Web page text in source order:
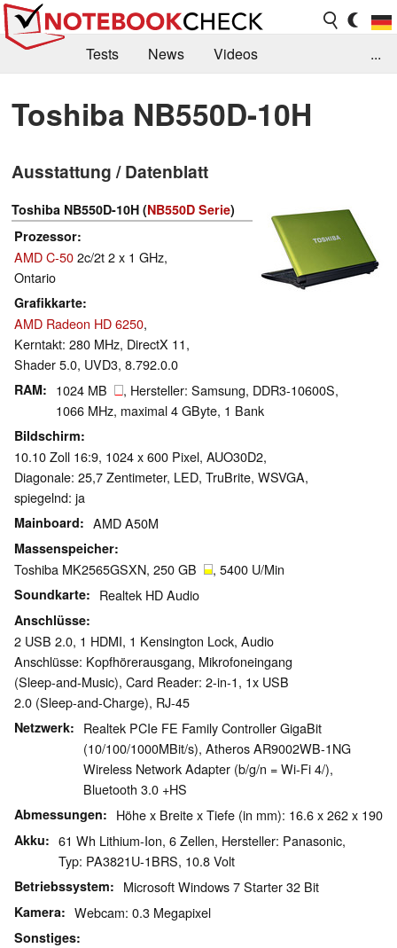
Tests News
Videos
Kaufberatung
Deals Suche
Jobs
Forum
...
Toshiba NB550D-10H
Ausstattung / Datenblatt
Toshiba NB550D-10H (NB550D Serie)
Prozessor
AMD C-502c/2t 2 x 1 GHz,
Ontario
Grafikkarte
AMD Radeon HD 6250,
Kerntakt: 280 MHz, DirectX 11,
Shader 5.0, UVD3, 8.792.0.0
RAM 1024 MB
, Hersteller: Samsung, DDR3-10600S,
1066 MHz, maximal 4 GByte, 1 Bank
Bildschirm
10.10 Zoll 16:9, 1024 x 600 Pixel, AUO30D2,
Diagonale: 25,7 Zentimeter, LED, TruBrite, WSVGA,
spiegelnd: ja
Mainboard AMD A50M
Massenspeicher
Toshiba MK2565GSXN, 250 GB , 5400 U/Min
Soundkarte Realtek HD Audio
Anschlüsse
2 USB 2.0, 1 HDMI, 1 Kensington Lock, Audio
Anschlüsse: Kopfhörerausgang, Mikrofoneingang
(Sleep-and-Music), Card Reader: 2-in-1, 1x USB
2.0 (Sleep-and-Charge), RJ-45
Netzwerk
Realtek PCIe FE Family Controller GigaBit
(10/100/1000MBit/s), Atheros AR9002WB-1NG
Wireless Network Adapter (b/g/n = Wi-Fi 4/),
Bluetooth 3.0 +HS
Abmessungen Höhe x Breite x Tiefe (in mm): 16.6 x 262 x 190
Akku
61 Wh Lithium-Ion, 6 Zellen, Hersteller: Panasonic,
Typ: PA3821U-1BRS, 10.8 Volt
Betriebssystem Microsoft Windows 7 Starter 32 Bit
Kamera Webcam: 0.3 Megapixel
Sonstiges